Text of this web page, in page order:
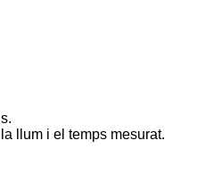
llum i el temps mesurat.